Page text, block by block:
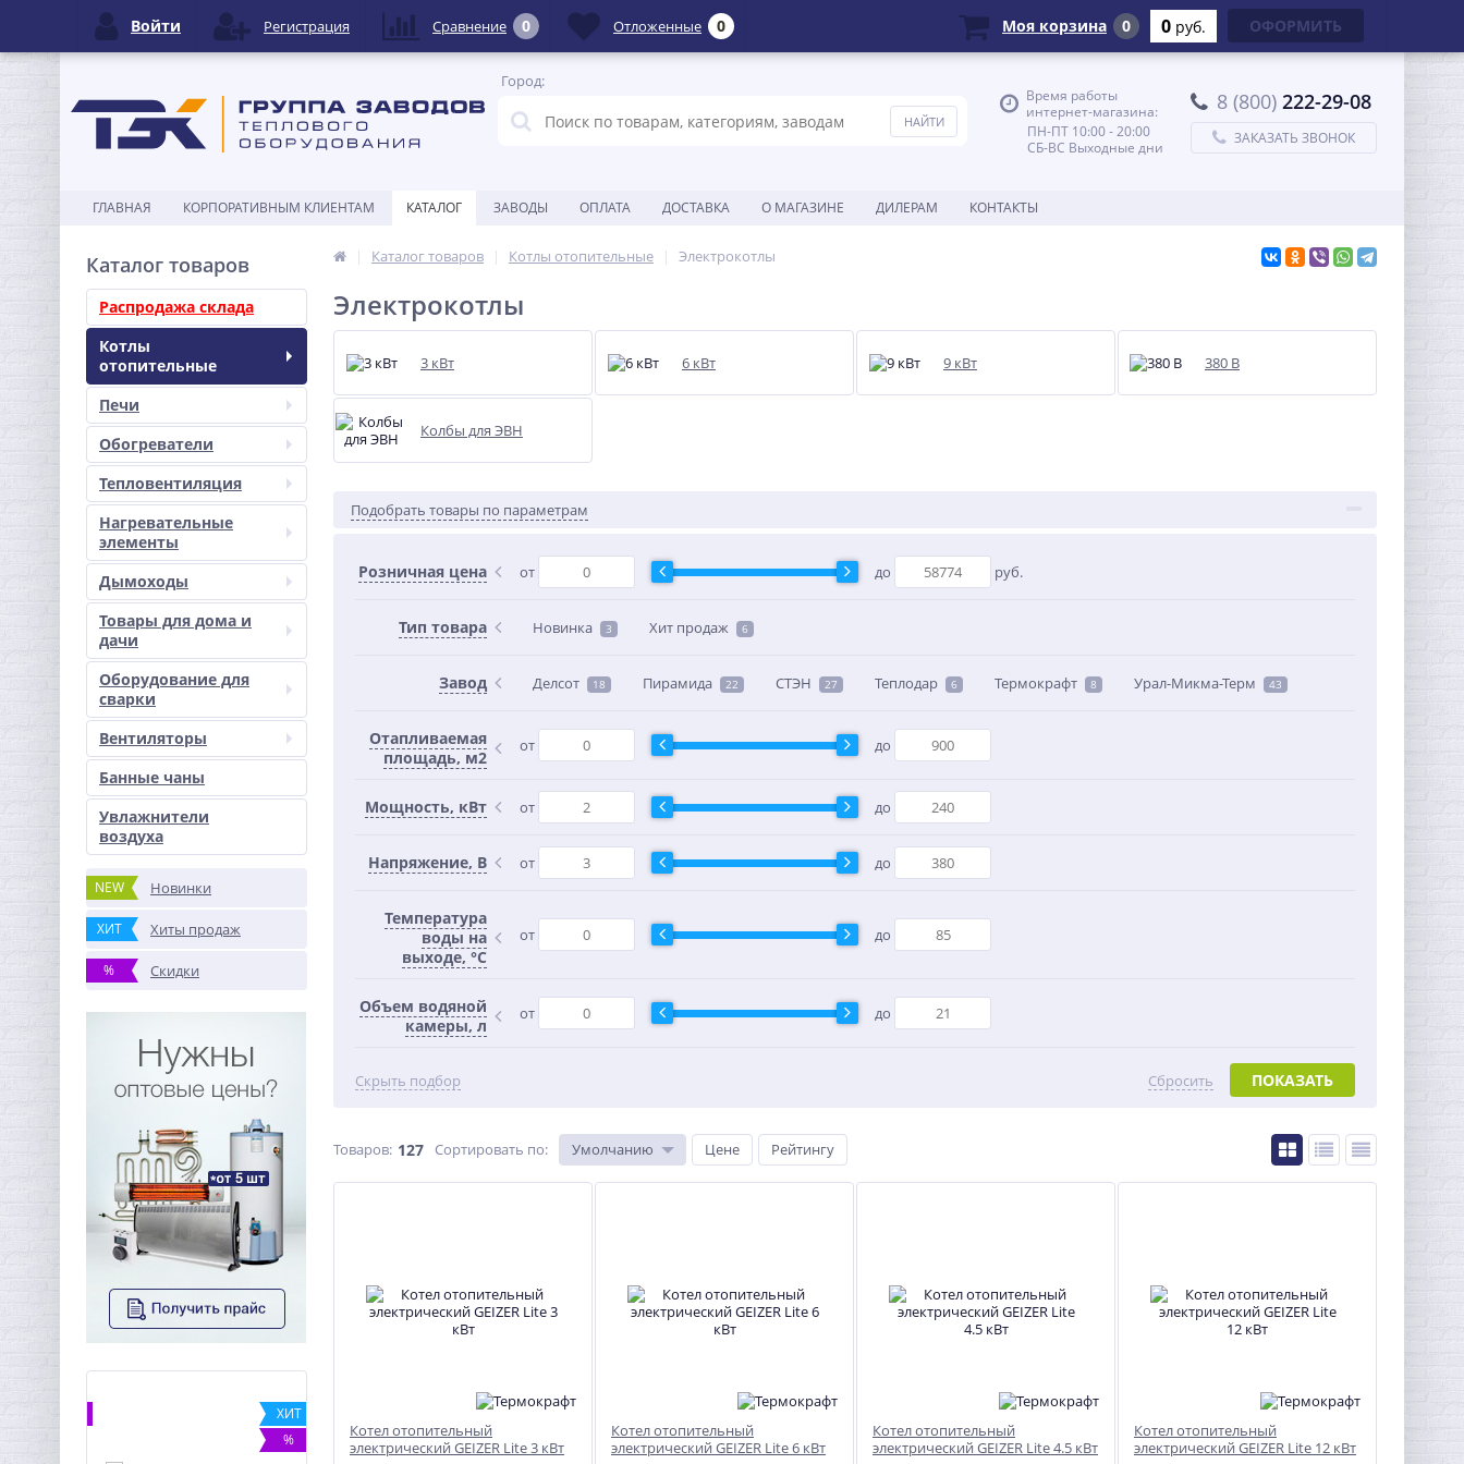
Город:
Время работы
интернет-магазина:
ПН-ПТ 10:00 - 20:00
СБ-ВС Выходные дни
8 (800) 222-29-08
ЗАКАЗАТЬ ЗВОНОК
ГЛАВНАЯ КОРПОРАТИВНЫМ КЛИЕНТАМ КАТАЛОГ ЗАВОДЫ ОПЛАТА ДОСТАВКА О МАГАЗИНЕ ДИЛЕРАМ КОНТАКТЫ
Каталог товаров
Распродажа склада
Котлы
отопительные
Печи
Обогреватели
Тепловентиляция
Нагревательные
элементы
Дымоходы
Товары для дома и
дачи
Оборудование для
сварки
Вентиляторы
Банные чаны
Увлажнители
воздуха
NEW Новинки
ХИТ Хиты продаж
% Скидки
ХИТ
%
NEW
ХИТ
%
%
Каталог товаров Котлы отопительные Электрокотлы
Электрокотлы
3 кВт 6 кВт 9 кВт 380 В
Колбы для ЭВН
Подобрать товары по параметрам
Розничная цена от до руб.
Тип товара Новинка 3 Хит продаж 6
Завод Делсот 18 Пирамида 22 СТЭН 27 Теплодар 6 Термокрафт 8 Урал-Микма-Терм 43
Отапливаемая
площадь, м2
от до
Мощность, кВт от до
Напряжение, В от до
Температура
воды на
выходе, °С
от до
Объем водяной
камеры, л
от до
Скрыть подбор ПОКАЗАТЬ
Сбросить
Товаров: 127 Сортировать по: Умолчанию Цене Рейтингу
Котел отопительный
электрический GEIZER Lite 3 кВт
Котел отопительный
электрический GEIZER Lite 6 кВт
Котел отопительный
электрический GEIZER Lite 4.5 кВт
Котел отопительный
электрический GEIZER Lite 12 кВт
Войти Регистрация Сравнение 0 Отложенные 0 Моя корзина 0 0 руб. ОФОРМИТЬ